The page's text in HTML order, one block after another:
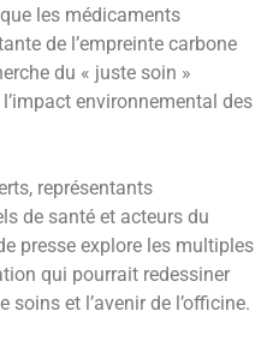
les médicaments
de l’empreinte carbone
du « juste soin »
environnemental des
représentants
de santé et acteurs du
presse explore les multiples
qui pourrait redessiner
et l’avenir de l’officine.